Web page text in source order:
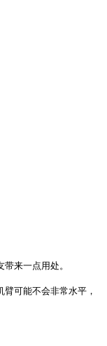
来一点用处。
可能不会非常水平，